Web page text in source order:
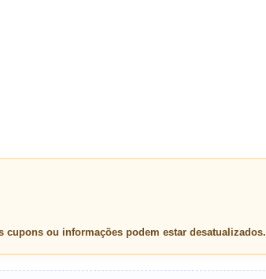
cupons ou informações podem estar desatualizados.